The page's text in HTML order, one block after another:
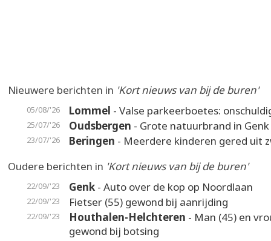
Nieuwere berichten in 'Kort nieuws van bij de buren'
05/08/'26 Lommel - Valse parkeerboetes:
25/07/'26 Oudsbergen - Grote natuurbrand in Genk
23/07/'26 Beringen - Meerdere kinderen gered uit
Oudere berichten in 'Kort nieuws van bij de buren'
22/09/'23 Genk - Auto over de kop op Noordlaan
22/09/'23 Fietser (55) gewond bij aanrijding
22/09/'23 Houthalen-Helchteren - Man (45) en
gewond bij botsing